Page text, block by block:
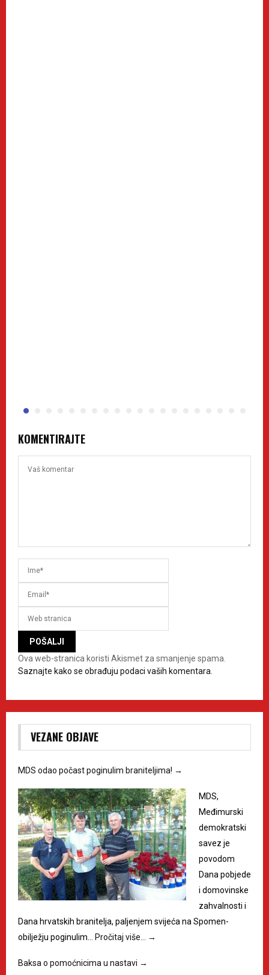
KOMENTIRAJTE
Ova web-stranica koristi Akismet za smanjenje spama.
Saznajte kako se obrađuju podaci vaših komentara.
VEZANE OBJAVE
MDS odao počast poginulim braniteljima! →
MDS,
Međimurski
demokratski
savez je
povodom
Dana pobjede
i domovinske
zahvalnosti i
Dana hrvatskih branitelja, paljenjem svijeća na Spomen-
obilježju poginulim… Pročitaj više… →
Baksa o pomoćnicima u nastavi →